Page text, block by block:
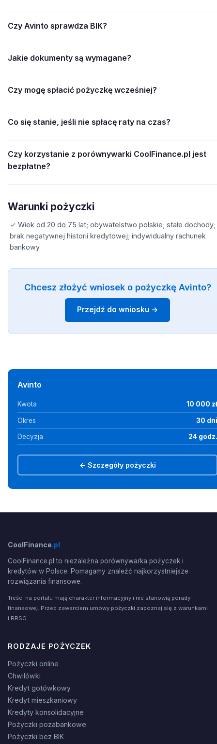
Czy Avinto sprawdza BIK?
Jakie dokumenty są wymagane?
Czy mogę spłacić pożyczkę wcześniej?
Co się stanie, jeśli nie spłacę raty na czas?
Czy korzystanie z porównywarki CoolFinance.pl jest
bezpłatne?
Warunki pożyczki
✓ Wiek od 20 do 75 lat; obywatelstwo polskie; stałe dochody;
brak negatywnej historii kredytowej; indywidualny rachunek
bankowy
Chcesz złożyć wniosek o pożyczkę Avinto?
Przejdź do wniosku →
Avinto
Kwota 10 000 zł
Okres 30 dni
Decyzja 24 godz.
← Szczegóły pożyczki
CoolFinance.pl
CoolFinance.pl to niezależna porównywarka pożyczek i
kredytów w Polsce. Pomagamy znaleźć najkorzystniejsze
rozwiązania finansowe.
Treści na portalu mają charakter informacyjny i nie stanowią porady
finansowej. Przed zawarciem umowy pożyczki zapoznaj się z warunkami
i RRSO.
RODZAJE POŻYCZEK
Pożyczki online
Chwilówki
Kredyt gotówkowy
Kredyt mieszkaniowy
Kredyty konsolidacyjne
Pożyczki pozabankowe
Pożyczki bez BIK